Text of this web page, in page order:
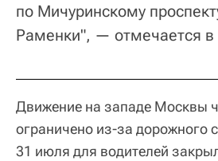
по Мичуринскому
Раменки", — отмечается
Движение на западе Москвы
ограничено из-за дорожного
31 июля для водителей